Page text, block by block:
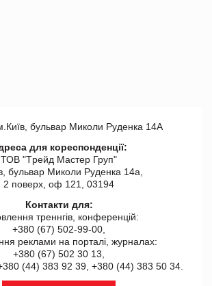
бульвар Миколи Руденка 14А
для кореспонденції:
ТОВ "Tрейд Мастер Груп"
бульвар Миколи Руденка 14а,
2 поверх, оф 121, 03194
Контакти для:
треннгів, конференцій:
+380 (67) 502-99-00,
реклами на порталі, журналах:
+380 (67) 502 30 13,
(44) 383 92 39, +380 (44) 383 50 34.